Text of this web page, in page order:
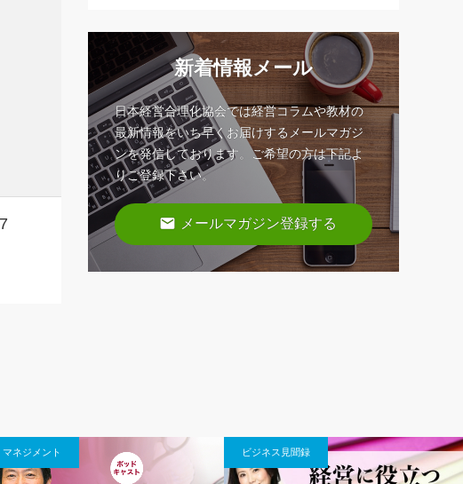
新着情報メール
日本経営合理化協会では経営コラムや教材の
最新情報をいち早くお届けするメールマガジ
ンを発信しております。ご希望の方は下記よ
りご登録下さい。
email メールマガジン登録する
マネジメント ビジネス見聞録